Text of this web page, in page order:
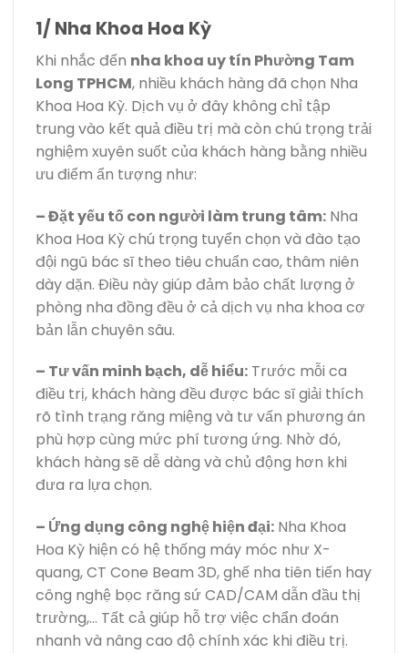
1/ Nha Khoa Hoa Kỳ
Khi nhắc đến nha khoa uy tín Phường Tam
Long TPHCM, nhiều khách hàng đã chọn Nha
Khoa Hoa Kỳ. Dịch vụ ở đây không chỉ tập
trung vào kết quả điều trị mà còn chú trọng trải
nghiệm xuyên suốt của khách hàng bằng nhiều
ưu điểm ẩn tượng như:
– Đặt yếu tố con người làm trung tâm: Nha
Khoa Hoa Kỳ chú trọng tuyển chọn và đào tạo
đội ngũ bác sĩ theo tiêu chuẩn cao, thâm niên
dày dặn. Điều này giúp đảm bảo chất lượng ở
phòng nha đồng đều ở cả dịch vụ nha khoa cơ
bản lẫn chuyên sâu.
– Tư vấn minh bạch, dễ hiểu: Trước mỗi ca
điều trị, khách hàng đều được bác sĩ giải thích
rõ tình trạng răng miệng và tư vấn phương án
phù hợp cùng mức phí tương ứng. Nhờ đó,
khách hàng sẽ dễ dàng và chủ động hơn khi
đưa ra lựa chọn.
– Ứng dụng công nghệ hiện đại: Nha Khoa
Hoa Kỳ hiện có hệ thống máy móc như X-
quang, CT Cone Beam 3D, ghế nha tiên tiến hay
công nghệ bọc răng sứ CAD/CAM dẫn đầu thị
trường,… Tất cả giúp hỗ trợ việc chẩn đoán
nhanh và nâng cao độ chính xác khi điều trị.